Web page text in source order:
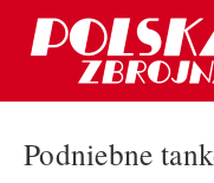
Podniebne